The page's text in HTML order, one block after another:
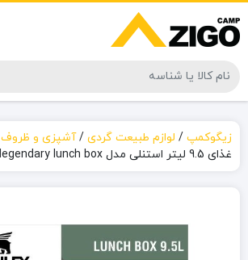
زیگوکمپ / لوازم طبیعت گردی /آشپزی و ظروف
غذای 9.5 لیتر استنلی مدل The legendary lunch box